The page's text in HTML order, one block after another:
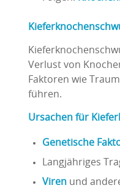
Verlust von
Faktoren wie
führen.
Ursachen für
Genetische
Langjähriges
Viren und